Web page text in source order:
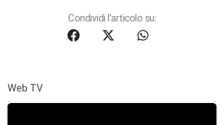
Condividi l'articolo su:
Web TV